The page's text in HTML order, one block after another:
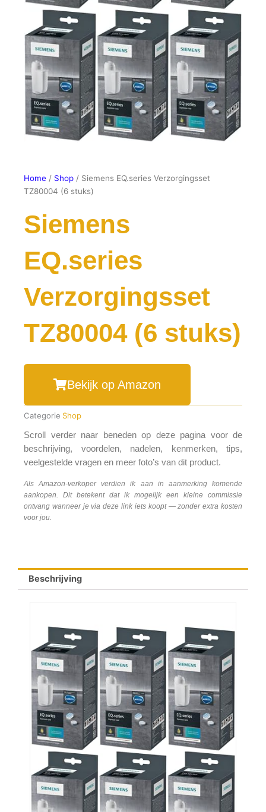
Home / Shop / Siemens EQ.series Verzorgingsset
TZ80004 (6 stuks)
Siemens
EQ.series
Verzorgingsset
TZ80004 (6 stuks)
Bekijk op Amazon
Categorie Shop
Scroll verder naar beneden op deze pagina voor de
beschrijving, voordelen, nadelen, kenmerken, tips,
veelgestelde vragen en meer foto’s van dit product.
Als Amazon-verkoper verdien ik aan in aanmerking komende
aankopen. Dit betekent dat ik mogelijk een kleine commissie
ontvang wanneer je via deze link iets koopt — zonder extra kosten
voor jou.
Beschrijving